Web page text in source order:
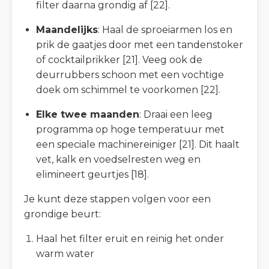
filter daarna grondig af [22].
Maandelijks: Haal de sproeiarmen los en
prik de gaatjes door met een tandenstoker
of cocktailprikker [21]. Veeg ook de
deurrubbers schoon met een vochtige
doek om schimmel te voorkomen [22].
Elke twee maanden: Draai een leeg
programma op hoge temperatuur met
een speciale machinereiniger [21]. Dit haalt
vet, kalk en voedselresten weg en
elimineert geurtjes [18].
Je kunt deze stappen volgen voor een
grondige beurt:
Haal het filter eruit en reinig het onder
warm water